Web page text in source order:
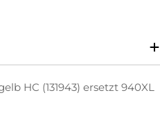
HC (131943) ersetzt 940XL